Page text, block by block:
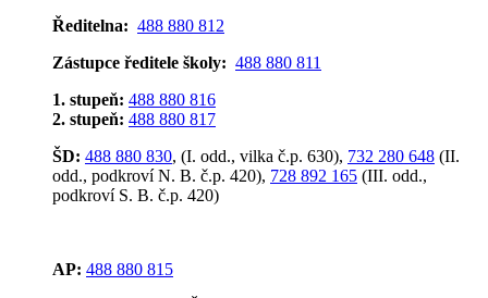
Ředitelna: 488 880 812
Zástupce ředitele školy: 488 880 811
1. stupeň: 488 880 816
2. stupeň: 488 880 817
ŠD: 488 880 830, (I. odd., vilka č.p. 630), 732 280 648 (II.
odd., podkroví N. B. č.p. 420), 728 892 165 (III. odd.,
podkroví S. B. č.p. 420)
AP: 488 880 815